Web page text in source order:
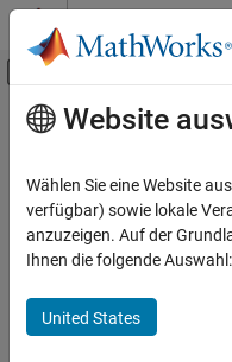
Weiter zum Inhalt
Umschaltung
Startseite der Dokumentation
ThingSpeak
Konten und Kanäle konfigurieren
API-Referenz
Hauptinhalt
Diese Seite wurde
Write Settings
Anfrage
Website
Wählen Sie eine Website
verfügbar) sowie lokale
anzuzeigen. Auf der
Ihnen die folgende Auswahl:
United States